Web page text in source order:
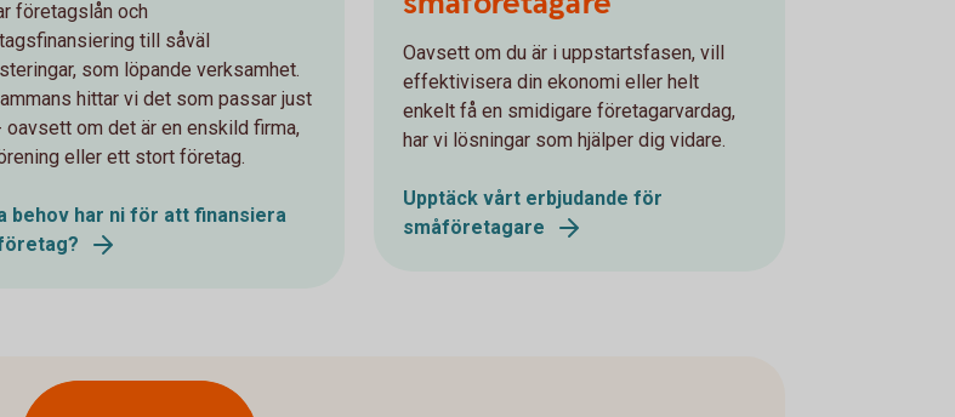
företagslån och
till såväl
som löpande verksamhet.
hittar vi det som passar just
oavsett om det är en enskild firma,
eller ett stort företag.
behov har ni för att finansiera
Oavsett om du är i uppstartsfasen, vill
effektivisera din ekonomi eller helt
enkelt få en smidigare företagarvardag,
har vi lösningar som hjälper dig vidare.
Upptäck vårt erbjudande för
småföretagare